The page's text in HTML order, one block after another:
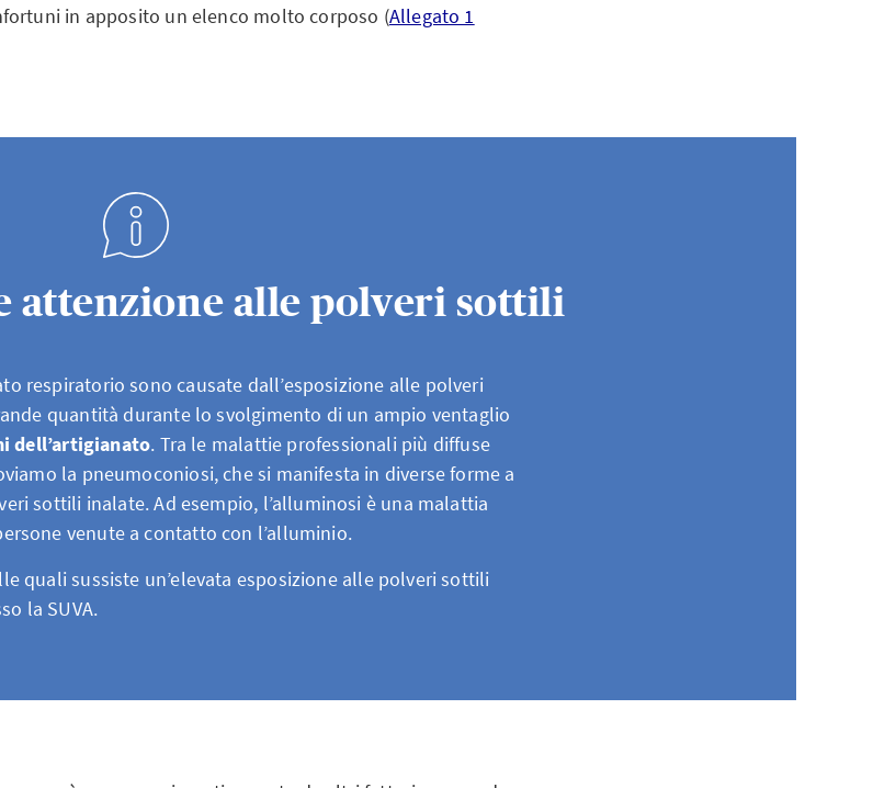
in apposito un elenco molto corposo (Allegato 1
attenzione alle polveri sottili
respiratorio sono causate dall’esposizione alle polveri
quantità durante lo svolgimento di un ampio ventaglio
dell’artigianato. Tra le malattie professionali più diffuse
la pneumoconiosi, che si manifesta in diverse forme a
sottili inalate. Ad esempio, l’alluminosi è una malattia
venute a contatto con l’alluminio.
quali sussiste un’elevata esposizione alle polveri sottili
la SUVA.